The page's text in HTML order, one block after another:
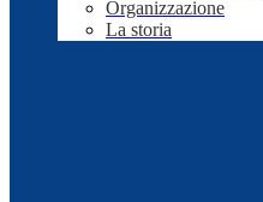
Organizzazione
La storia